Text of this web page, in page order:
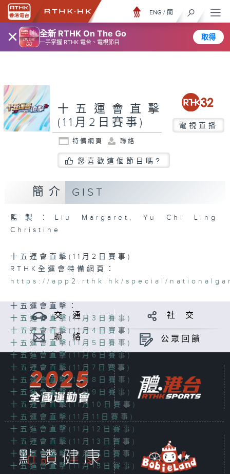
× 全新 RTHK On The Go
一手掌握 RTHK 電台、電視節目
取得
ENG / 簡
十五運會直擊
(11月2日賽事)
電視直播
特備網頁 聯絡
您喜歡這個節目嗎?
簡介 GIST
監製：Liu Margaret, Yu Chi Ling
Christine
十五運會直擊(11月2日賽事)
RTHK全運會特備網頁：
https://app2.rthk.hk/special/
十五運會直擊：
十五運會直擊(11月3日賽事)
十五運會直擊(11月4日賽事)
十五運會直擊(11月5日賽事)
十五運會直擊(11月6日賽事)
十五運會直擊(11月7日賽事)
十五運會直擊(11月8日賽事)
十五運會直擊(11月9日賽事)
十五運會直擊(11月10日賽事)
十五運會直擊(11月11日賽事)
十五運會直擊(11月12日賽事)
十五運會直擊(11月13日賽事)
十五運會直擊(11月14日賽事)
十五運會直擊(11月15日賽事)
交 通 社 交
聯 絡 公眾回饋